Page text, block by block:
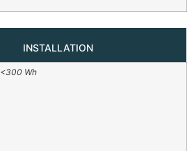
INSTALLATION
<300 Wh